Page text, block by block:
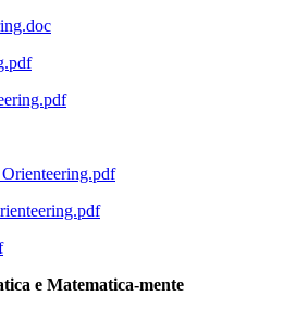
e Matematica-mente